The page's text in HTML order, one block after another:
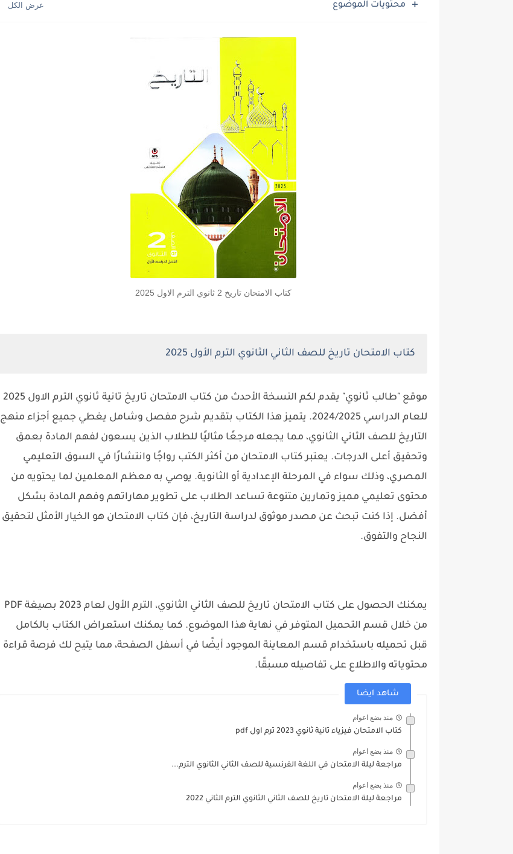
ملخص المنهج محمود مجدي مراجعة نهائية فيزياء للصف الثالث الثانوي...
محتويات الموضوع
كتاب الامتحان تاريخ 2 ثانوي الترم الاول 2025
كتاب الامتحان تاريخ للصف الثاني الثانوي الترم الأول 2025
موقع "طالب ثانوي" يقدم لكم النسخة الأحدث من كتاب الامتحان تاريخ تانية ثانوي الترم الاول 2025
للعام الدراسي 2024/2025. يتميز هذا الكتاب بتقديم شرح مفصل وشامل يغطي جميع أجزاء منهج
التاريخ للصف الثاني الثانوي، مما يجعله مرجعًا مثاليًا للطلاب الذين يسعون لفهم المادة بعمق
وتحقيق أعلى الدرجات. يعتبر كتاب الامتحان من أكثر الكتب رواجًا وانتشارًا في السوق التعليمي
المصري، وذلك سواء في المرحلة الإعدادية أو الثانوية. يوصي به معظم المعلمين لما يحتويه من
محتوى تعليمي مميز وتمارين متنوعة تساعد الطلاب على تطوير مهاراتهم وفهم المادة بشكل
أفضل. إذا كنت تبحث عن مصدر موثوق لدراسة التاريخ، فإن كتاب الامتحان هو الخيار الأمثل لتحقيق
النجاح والتفوق.
يمكنك الحصول على كتاب الامتحان تاريخ للصف الثاني الثانوي، الترم الأول لعام 2023 بصيغة PDF
من خلال قسم التحميل المتوفر في نهاية هذا الموضوع. كما يمكنك استعراض الكتاب بالكامل
قبل تحميله باستخدام قسم المعاينة الموجود أيضًا في أسفل الصفحة، مما يتيح لك فرصة قراءة
محتوياته والاطلاع على تفاصيله مسبقًا.
شاهد ايضا
منذ بضع اعوام
كتاب الامتحان فيزياء تانية ثانوي 2023 ترم اول pdf
منذ بضع اعوام
مراجعة ليلة الامتحان في اللغة الفرنسية للصف الثاني الثانوي الترم...
منذ بضع اعوام
مراجعة ليلة الامتحان تاريخ للصف الثاني الثانوي الترم الثاني 2022